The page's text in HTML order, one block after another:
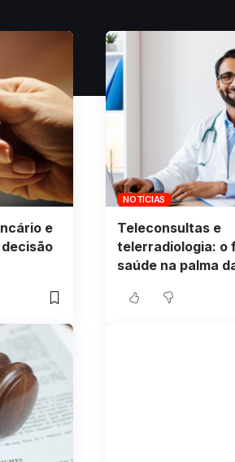
e
NOTÍCIAS
Teleconsultas e
telerradiologia: o
saúde na palma